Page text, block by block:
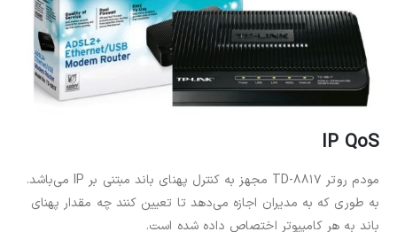
IP QoS
مودم روتر TD-8817 مجهز به کنترل پهنای باند مبتنی بر IP می‌باشد.
به طوری که به مدیران اجازه می‌دهد تا تعیین کنند چه مقدار پهنای
باند به هر کامپیوتر اختصاص داده شده است.